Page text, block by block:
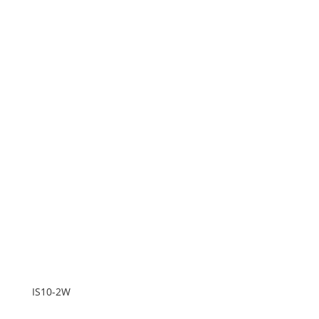
IS10-2W